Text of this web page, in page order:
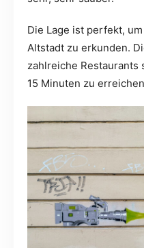
Die Lage ist perfekt,
Altstadt zu erkunden.
zahlreiche Restaurants
15 Minuten zu